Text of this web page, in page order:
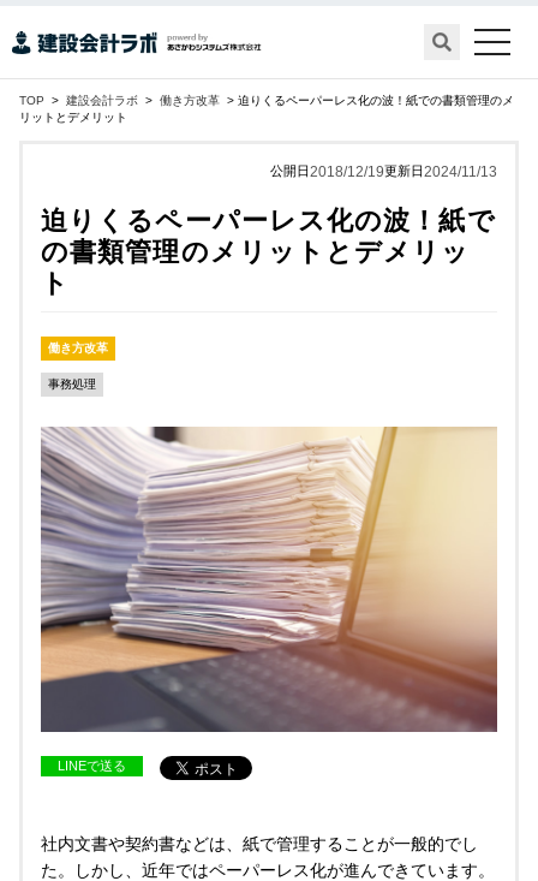
toggle
TOP > 建設会計ラボ > 働き方改革 > 迫りくるペーパーレス化の波！紙での書類管理のメ
リットとデメリット
公開日2018/12/19更新日2024/11/13
迫りくるペーパーレス化の波！紙で
の書類管理のメリットとデメリッ
ト
働き方改革
事務処理
LINEで送る
社内文書や契約書などは、紙で管理することが一般的でし
た。しかし、近年ではペーパーレス化が進んできています。